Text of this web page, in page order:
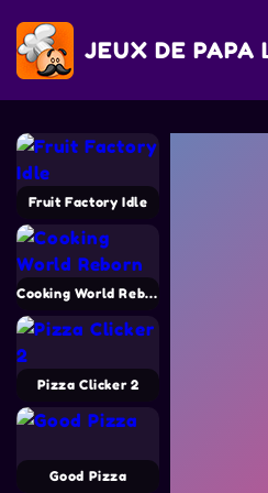
JEUX DE PAPA
Fruit Factory Idle
Cooking World Reborn
Pizza Clicker 2
Good Pizza